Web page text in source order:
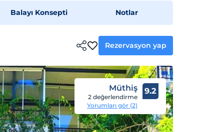
Balayı Konsepti Notlar
Rezervasyon yap
Müthiş
2 değerlendirme
Yorumları gör (2)
9.2